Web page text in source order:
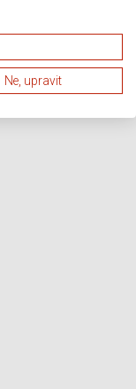
Ne, upravit